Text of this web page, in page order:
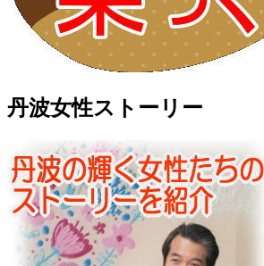
丹波女性ストーリー